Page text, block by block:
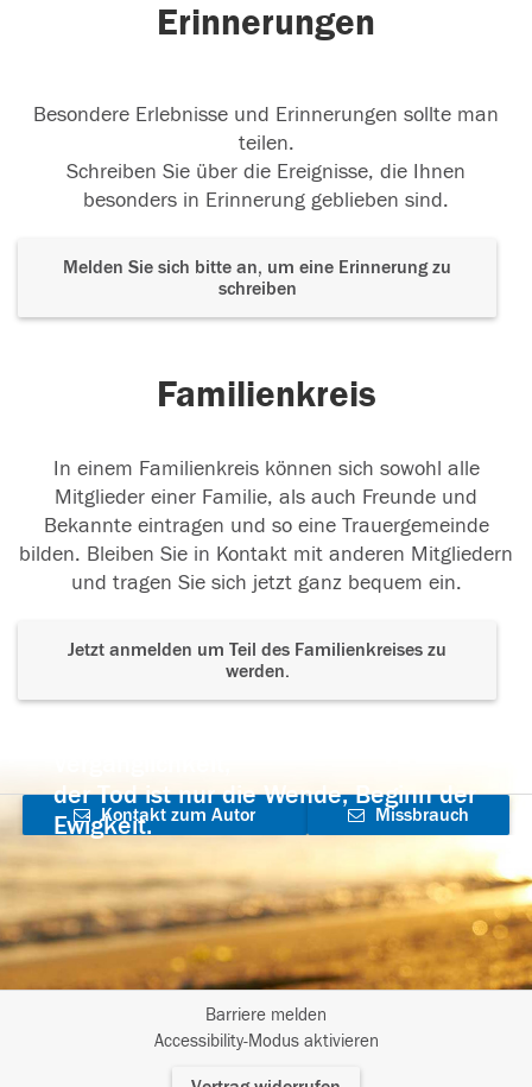
Erinnerungen
Besondere Erlebnisse und Erinnerungen sollte man
teilen.
Schreiben Sie über die Ereignisse, die Ihnen
besonders in Erinnerung geblieben sind.
Melden Sie sich bitte an, um eine Erinnerung zu
schreiben
Familienkreis
In einem Familienkreis können sich sowohl alle
Mitglieder einer Familie, als auch Freunde und
Bekannte eintragen und so eine Trauergemeinde
bilden. Bleiben Sie in Kontakt mit anderen Mitgliedern
und tragen Sie sich jetzt ganz bequem ein.
Jetzt anmelden um Teil des Familienkreises zu
werden.
der Tod ist nur die Wende, Beginn der
Ewigkeit.
Kontakt zum Autor
aufnehmen
Missbrauch
Barriere melden
Accessibility-Modus aktivieren